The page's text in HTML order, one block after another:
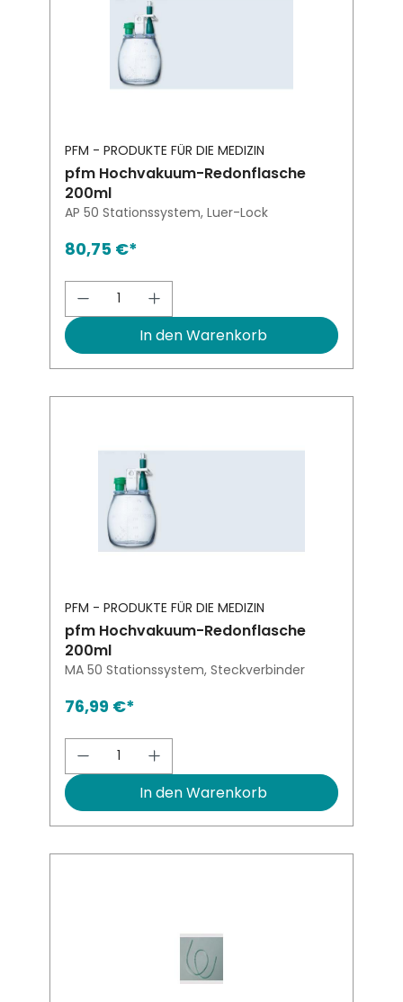
PFM - PRODUKTE FÜR DIE MEDIZIN
pfm Hochvakuum-Redonflasche
200ml
AP 50 Stationssystem, Luer-Lock
80,75 €*
Produkt Anzahl: Gib den
In den Warenkorb
PFM - PRODUKTE FÜR DIE MEDIZIN
pfm Hochvakuum-Redonflasche
200ml
MA 50 Stationssystem, Steckverbinder
76,99 €*
Produkt Anzahl: Gib den
In den Warenkorb